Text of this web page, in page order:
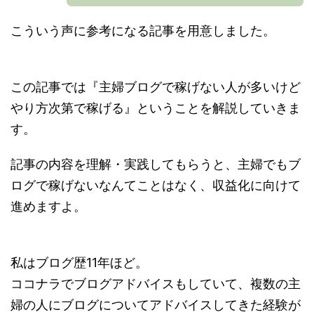
こういう声に参考になる記事を用意しました。
この記事では『主婦ブログで稼げない人が多いけど
やり方次第で稼げる』ということを解説していきま
す。
記事の内容を理解・実践してもらうと、主婦でもブ
ログで稼げないなんてことはなく、収益化に向けて
進めますよ。
私はブログ歴11年ほど。
ココナラでブログアドバイスもしていて、複数の主
婦の人にブログについてアドバイスしてきた経験が